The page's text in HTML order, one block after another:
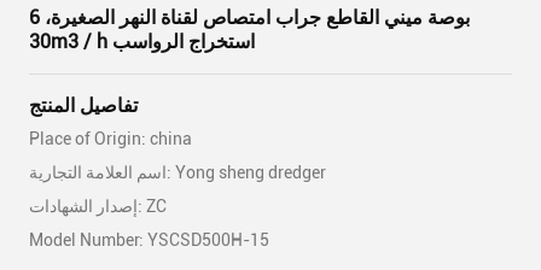
6 بوصة ميني القاطع جراب امتصاص لقناة النهر الصغيرة،
30m3 / h استخراج الرواسب
تفاصيل المنتج
Place of Origin: china
اسم العلامة التجارية: Yong sheng dredger
إصدار الشهادات: ZC
Model Number: YSCSD500H-15